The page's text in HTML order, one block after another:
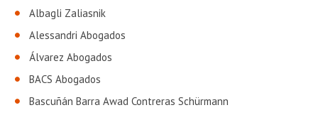
Albagli Zaliasnik
Alessandri Abogados
Álvarez Abogados
BACS Abogados
Bascuñán Barra Awad Contreras Schürmann